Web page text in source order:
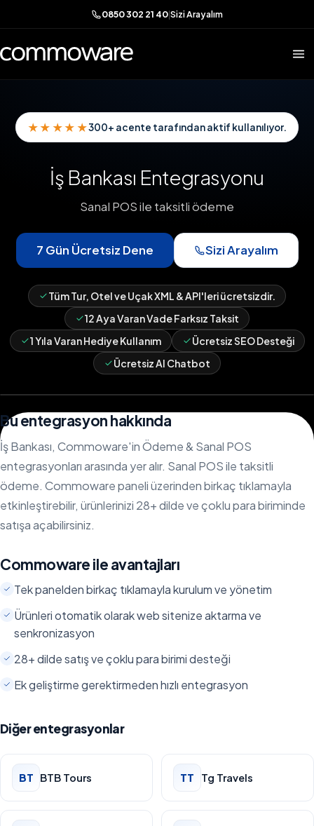
0850 302 21 40|Sizi Arayalım
★★★★★300+ acente tarafından aktif kullanılıyor.
İş Bankası Entegrasyonu
Sanal POS ile taksitli ödeme
7 Gün Ücretsiz Dene Sizi Arayalım
Tüm Tur, Otel ve Uçak XML & API'leri ücretsizdir.
12 Aya Varan Vade Farksız Taksit
1 Yıla Varan Hediye Kullanım
Ücretsiz SEO Desteği
Ücretsiz AI Chatbot
Bu entegrasyon hakkında
İş Bankası, Commoware'in Ödeme & Sanal POS
entegrasyonları arasında yer alır. Sanal POS ile taksitli
ödeme. Commoware paneli üzerinden birkaç tıklamayla
etkinleştirebilir, ürünlerinizi 28+ dilde ve çoklu para biriminde
satışa açabilirsiniz.
Commoware ile avantajları
Tek panelden birkaç tıklamayla kurulum ve yönetim
Ürünleri otomatik olarak web sitenize aktarma ve
senkronizasyon
28+ dilde satış ve çoklu para birimi desteği
Ek geliştirme gerektirmeden hızlı entegrasyon
Diğer entegrasyonlar
BT BTB Tours TT Tg Travels